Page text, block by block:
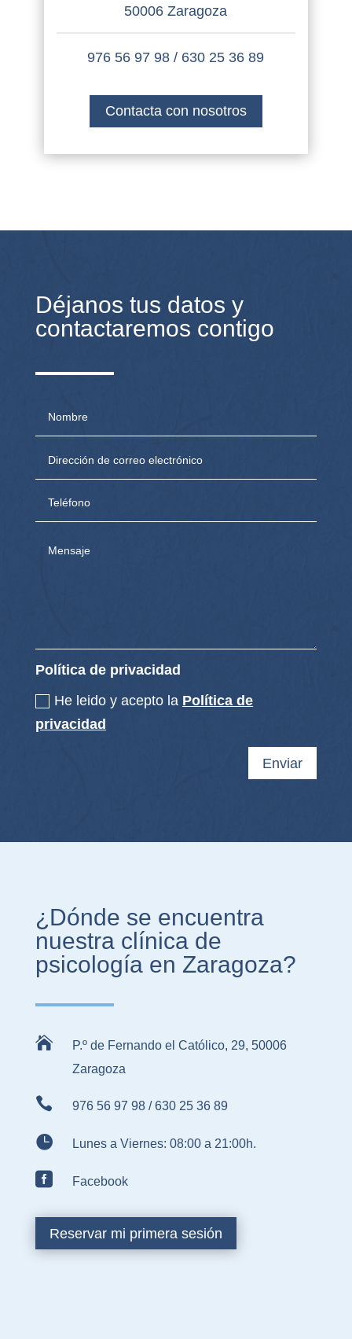
50006 Zaragoza
976 56 97 98 / 630 25 36 89
Contacta con nosotros
Déjanos tus datos y
contactaremos contigo
Política de privacidad
He leido y acepto la Política de
privacidad
Enviar
¿Dónde se encuentra
nuestra clínica de
psicología en Zaragoza?

P.º de Fernando el Católico, 29, 50006
Zaragoza
 976 56 97 98/ 630 25 36 89
 Lunes a Viernes: 08:00 a 21:00h.
 Facebook
Reservar mi primera sesión